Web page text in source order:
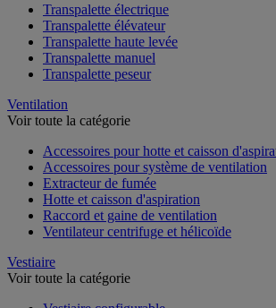
Transpalette électrique
Transpalette élévateur
Transpalette haute levée
Transpalette manuel
Transpalette peseur
Ventilation
Voir toute la catégorie
Accessoires pour hotte et caisson
Accessoires pour système de ventilation
Extracteur de fumée
Hotte et caisson d'aspiration
Raccord et gaine de ventilation
Ventilateur centrifuge et hélicoïde
Vestiaire
Voir toute la catégorie